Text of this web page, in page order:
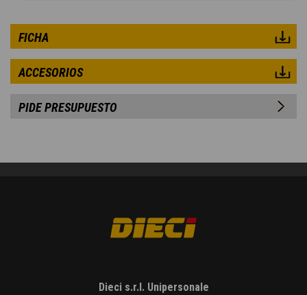
FICHA
ACCESORIOS
PIDE PRESUPUESTO
Dieci s.r.l. Unipersonale